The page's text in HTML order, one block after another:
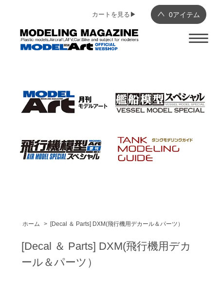
0アイテム
カートを見る▶︎
ホーム > [Decal ＆ Parts] DXM(飛行機用デカール＆パーツ）
[Decal ＆ Parts] DXM(飛行機用デカ
ール＆パーツ）